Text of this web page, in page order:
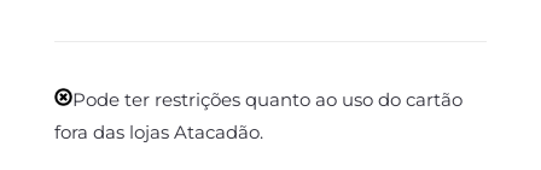
Pode ter restrições quanto ao uso do cartão
fora das lojas Atacadão.